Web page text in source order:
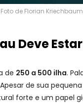
de Florian
Deve
de 250 a 500 ilha.
de sua
forte e um papel